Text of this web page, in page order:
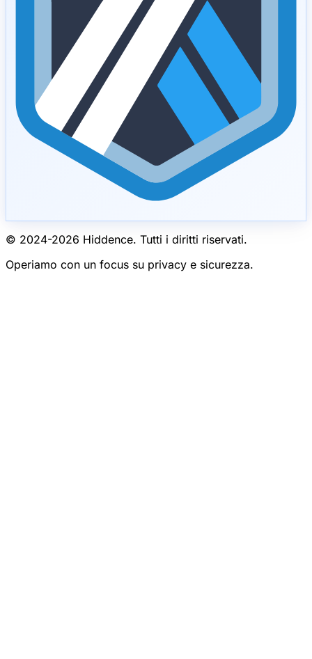
© 2024-2026 Hiddence. Tutti i diritti riservati.
Operiamo con un focus su privacy e sicurezza.